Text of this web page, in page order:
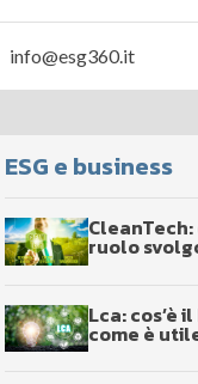
info@esg360.it
ESG e business
ruolo
Lca: cos’è
come è